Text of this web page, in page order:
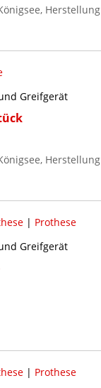
Herstellung
Greifgerät
Herstellung
| Prothese
Greifgerät
| Prothese